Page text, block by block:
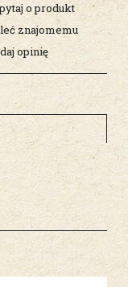
o produkt
znajomemu
opinię
kosztów